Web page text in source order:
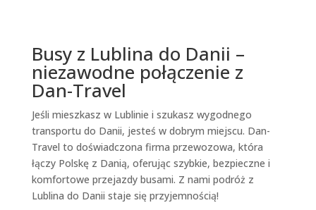
Busy z Lublina do Danii –
niezawodne połączenie z
Dan-Travel
Jeśli mieszkasz w Lublinie i szukasz wygodnego
transportu do Danii, jesteś w dobrym miejscu. Dan-
Travel to doświadczona firma przewozowa, która
łączy Polskę z Danią, oferując szybkie, bezpieczne i
komfortowe przejazdy busami. Z nami podróż z
Lublina do Danii staje się przyjemnością!